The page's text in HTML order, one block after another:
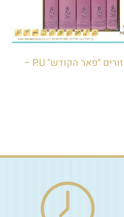
סט מחזורים "פאר הקודש" P.U –